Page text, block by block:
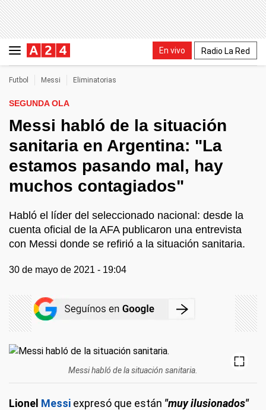
En vivo Radio La Red
Futbol Messi Eliminatorias
SEGUNDA OLA
Messi habló de la situación
sanitaria en Argentina: "La
estamos pasando mal, hay
muchos contagiados"
Habló el líder del seleccionado nacional: desde la
cuenta oficial de la AFA publicaron una entrevista
con Messi donde se refirió a la situación sanitaria.
30 de mayo de 2021 - 19:04
Messi habló de la situación sanitaria.
Lionel Messi expresó que están "muy ilusionados"